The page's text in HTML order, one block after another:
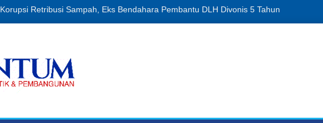
Dugaan Penipuan Oleh Oknum Kadis, Kuasa Hukum Pelapor Desak Polisi Tetapkan P-